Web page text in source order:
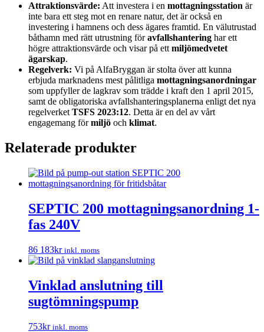
Attraktionsvärde: Att investera i en mottagningsstation är
inte bara ett steg mot en renare natur, det är också en
investering i hamnens och dess ägares framtid. En välutrustad
båthamn med rätt utrustning föravfallshantering har ett
högre attraktionsvärde och visar på ett miljömedvetet
ägarskap.
Regelverk: Vi på AlfaBryggan är stolta över att kunna
erbjuda marknadens mest pålitliga mottagningsanordningar
som uppfyller de lagkrav som trädde i kraft den 1 april 2015,
samt de obligatoriska avfallshanteringsplanerna enligt det nya
regelverket TSFS 2023:12. Detta är en del av vårt
engagemang förmiljö och klimat.
Relaterade produkter
SEPTIC 200 mottagningsanordning 1-
fas 240V
86 183kr inkl. moms
Vinklad anslutning till
sugtömningspump
753kr inkl. moms